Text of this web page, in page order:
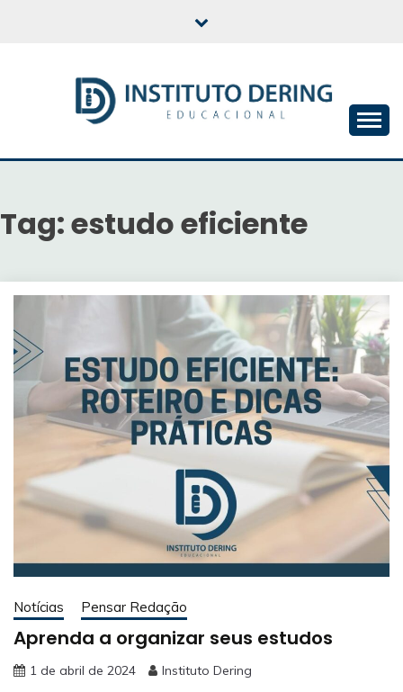
INSTITUTO DERING
EDUCACIONAL
Tag:estudo eficiente
Notícias Pensar Redação
Aprenda a organizar seus estudos
1 de abril de 2024 Instituto Dering